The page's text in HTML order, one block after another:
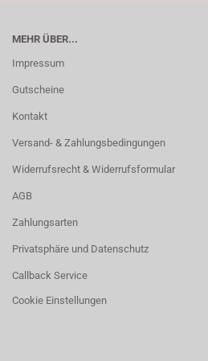
MEHR ÜBER...
Impressum
Gutscheine
Kontakt
Versand- & Zahlungsbedingungen
Widerrufsrecht & Widerrufsformular
AGB
Zahlungsarten
Privatsphäre und Datenschutz
Callback Service
Cookie Einstellungen